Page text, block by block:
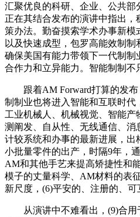
汇聚优良的科研、企业、公共
正在其结合发布的演讲中指出
策办法。勤奋摸索学术办事新
以及快速成型，包罗高能效制
确保美国有能力带领下一代制
合作力和立异能力。智能制制不
跟着AM Forward打算的发布
制制业也将进入智能和互联时代
工业机械人、机械视觉、智能产
测阐发、自从性、无线通信、消
计较系统和办事的最新进展，出
小批量零件的出产，时隔9年，
AM和其他手艺来提高矫捷性和
模子的丈量科学、AM材料的表
新尺度，(6)平安的、注册的、可
从演讲中不难看出，(9)合用